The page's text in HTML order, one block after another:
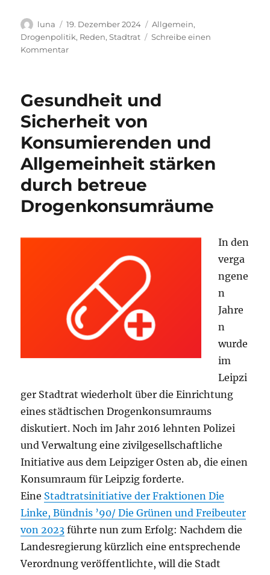
Autor
luna
Veröffentlicht
am
19. Dezember 2024 Kategorien
Allgemein,
Drogenpolitik, Reden,Stadtrat
Schreibe einen
Kommentarzu
Drogenkonsumraum
Leipzig!
Gesundheit und
Sicherheit von
Konsumierenden und
Allgemeinheit stärken
durch betreue
Drogenkonsumräume
In den
verga
ngene
n
Jahre
n
wurde
im
Leipzi
ger Stadtrat wiederholt über die Einrichtung
eines städtischen Drogenkonsumraums
diskutiert. Noch im Jahr 2016 lehnten Polizei
und Verwaltung eine zivilgesellschaftliche
Initiative aus dem Leipziger Osten ab, die einen
Konsumraum für Leipzig forderte.
Eine Stadtratsinitiative der Fraktionen Die
Linke, Bündnis ’90/ Die Grünen und Freibeuter
von 2023 führte nun zum Erfolg: Nachdem die
Landesregierung kürzlich eine entsprechende
Verordnung veröffentlichte, will die Stadt